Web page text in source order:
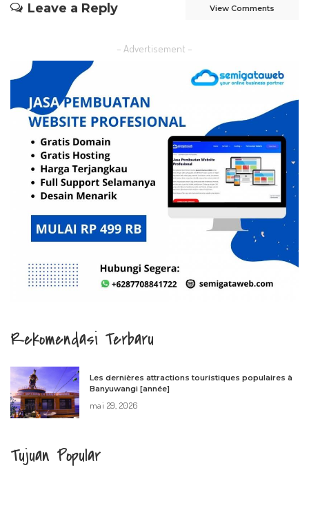
Leave a Reply View Comments
– Advertisement –
Rekomendasi Terbaru
Les dernières attractions touristiques populaires à
Banyuwangi [année]
mai 29, 2026
Tujuan Popular